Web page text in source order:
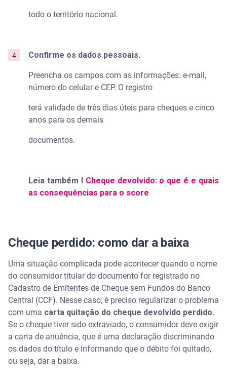
todo o território nacional.
Confirme os dados pessoais.
Preencha os campos com as informações: e-mail,
número do celular e CEP. O registro
terá validade de três dias úteis para cheques e cinco
anos para os demais
documentos.
Leia também I Cheque devolvido: o que é e quais
as consequências para o score
Cheque perdido: como dar a baixa
Uma situação complicada pode acontecer quando o nome
do consumidor titular do documento for registrado no
Cadastro de Emitentes de Cheque sem Fundos do Banco
Central (CCF). Nesse caso, é preciso regularizar o problema
com uma carta quitação do cheque devolvido perdido.
Se o cheque tiver sido extraviado, o consumidor deve exigir
a carta de anuência, que é uma declaração discriminando
os dados do título e informando que o débito foi quitado,
ou seja, dar a baixa.